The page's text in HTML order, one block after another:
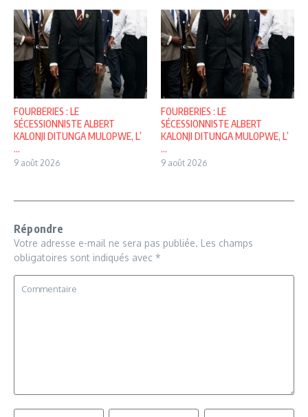
FOURBERIES : LE
SÉCESSIONNISTE ALBERT
KALONJI DITUNGA MULOPWE, L’
...
9 août 2026
FOURBERIES : LE
SÉCESSIONNISTE ALBERT
KALONJI DITUNGA MULOPWE, L’
...
9 août 2026
Répondre
Votre adresse e-mail ne sera pas publiée. Les champs
obligatoires sont indiqués avec *